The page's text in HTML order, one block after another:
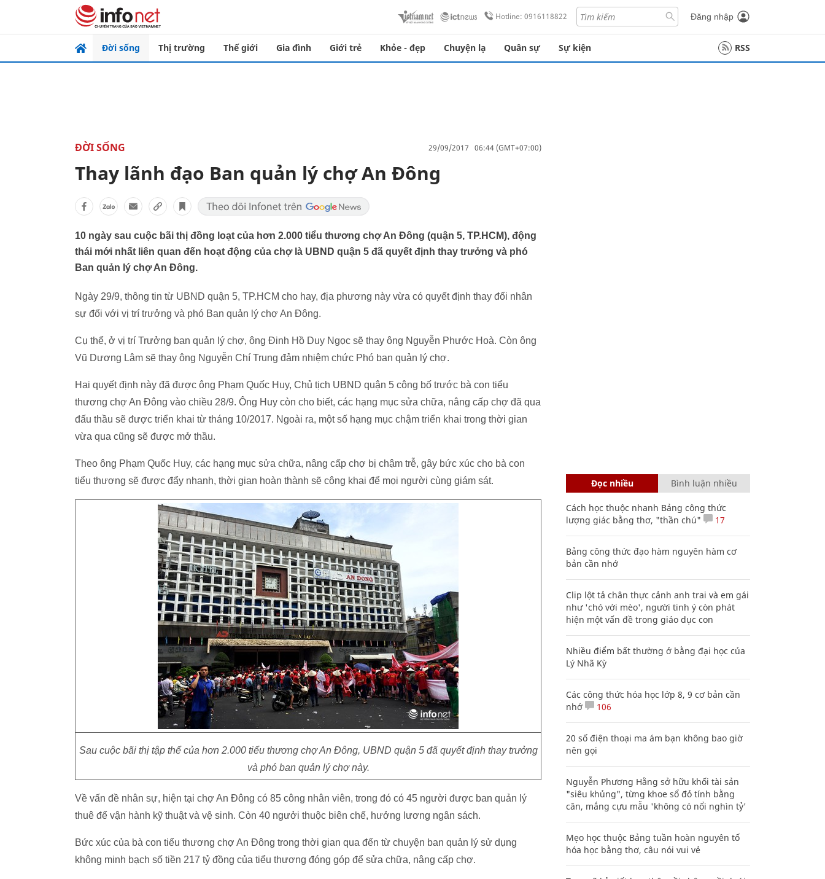
Hotline: 0916118822 Đăng nhập
Đời sống Thị trường Thế giới Gia đình Giới trẻ Khỏe - đẹp Chuyện lạ Quân sự Sự kiện RSS
ĐỜI SỐNG 29/09/2017 06:44 (GMT+07:00)
Thay lãnh đạo Ban quản lý chợ An Đông
10 ngày sau cuộc bãi thị đồng loạt của hơn 2.000 tiểu thương chợ An Đông (quận 5, TP.HCM), động
thái mới nhất liên quan đến hoạt động của chợ là UBND quận 5 đã quyết định thay trưởng và phó
Ban quản lý chợ An Đông.
Ngày 29/9, thông tin từ UBND quận 5, TP.HCM cho hay, địa phương này vừa có quyết định thay đổi nhân
sự đối với vị trí trưởng và phó Ban quản lý chợ An Đông.
Cụ thể, ở vị trí Trưởng ban quản lý chợ, ông Đinh Hồ Duy Ngọc sẽ thay ông Nguyễn Phước Hoà. Còn ông
Vũ Dương Lâm sẽ thay ông Nguyễn Chí Trung đảm nhiệm chức Phó ban quản lý chợ.
Hai quyết định này đã được ông Phạm Quốc Huy, Chủ tịch UBND quận 5 công bố trước bà con tiểu
thương chợ An Đông vào chiều 28/9. Ông Huy còn cho biết, các hạng mục sửa chữa, nâng cấp chợ đã qua
đấu thầu sẽ được triển khai từ tháng 10/2017. Ngoài ra, một số hạng mục chậm triển khai trong thời gian
vừa qua cũng sẽ được mở thầu.
Theo ông Phạm Quốc Huy, các hạng mục sửa chữa, nâng cấp chợ bị chậm trễ, gây bức xúc cho bà con
tiểu thương sẽ được đẩy nhanh, thời gian hoàn thành sẽ công khai để mọi người cùng giám sát.
Sau cuộc bãi thị tập thể của hơn 2.000 tiểu thương chợ An Đông, UBND quận 5 đã quyết định thay trưởng
và phó ban quản lý chợ này.
Về vấn đề nhân sự, hiện tại chợ An Đông có 85 công nhân viên, trong đó có 45 người được ban quản lý
thuê để vận hành kỹ thuật và vệ sinh. Còn 40 ngưởi thuộc biên chế, hưởng lương ngân sách.
Bức xúc của bà con tiểu thương chợ An Đông trong thời gian qua đến từ chuyện ban quản lý sử dụng
không minh bạch số tiền 217 tỷ đồng của tiểu thương đóng góp để sửa chữa, nâng cấp chợ.
Đọc nhiều Bình luận nhiều
Cách học thuộc nhanh Bảng công thức
lượng giác bằng thơ, "thần chú"
17
Bảng công thức đạo hàm nguyên hàm cơ
bản cần nhớ
Clip lột tả chân thực cảnh anh trai và em gái
như 'chó với mèo', người tinh ý còn phát
hiện một vấn đề trong giáo dục con
Nhiều điểm bất thường ở bằng đại học của
Lý Nhã Kỳ
Các công thức hóa học lớp 8, 9 cơ bản cần
nhớ
106
20 số điện thoại ma ám bạn không bao giờ
nên gọi
Nguyễn Phương Hằng sở hữu khối tài sản
"siêu khủng", từng khoe sổ đỏ tính bằng
cân, mắng cựu mẫu 'không có nổi nghìn tỷ'
Mẹo học thuộc Bảng tuần hoàn nguyên tố
hóa học bằng thơ, câu nói vui vẻ